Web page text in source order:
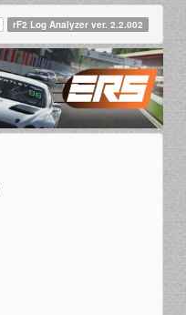
rF2 Log Analyzer ver. 2.2.002